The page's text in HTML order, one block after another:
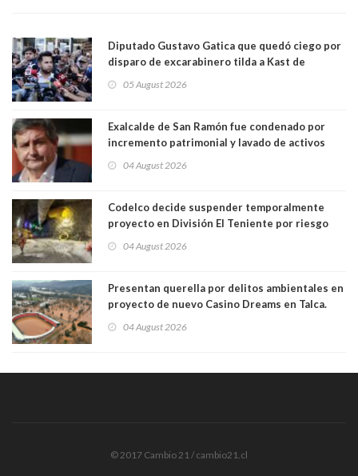
Diputado Gustavo Gatica que quedó ciego por
disparo de excarabinero tilda a Kast de
absolución del exuniformado. Presidente DC
05 August 2026
Exalcalde de San Ramón fue condenado por
incremento patrimonial y lavado de activos
04 August 2026
Codelco decide suspender temporalmente
proyecto en División El Teniente por riesgo
04 August 2026
Presentan querella por delitos ambientales en
proyecto de nuevo Casino Dreams en Talca.
y en zona inundable
04 August 2026
© 2017 Cambio 21 / cambio21.cl